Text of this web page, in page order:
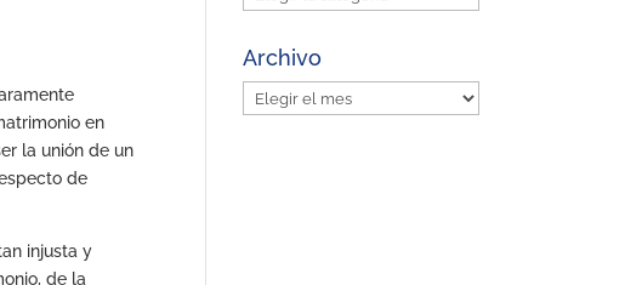
en
la unión de un
de
injusta y
de la
Archivo
Archivo